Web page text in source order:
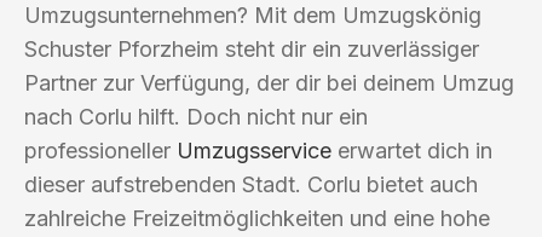
Umzugsunternehmen? Mit dem Umzugskönig
Schuster Pforzheim steht dir ein zuverlässiger
Partner zur Verfügung, der dir bei deinem Umzug
nach Corlu hilft. Doch nicht nur ein
professioneller Umzugsservice erwartet dich in
dieser aufstrebenden Stadt. Corlu bietet auch
zahlreiche Freizeitmöglichkeiten und eine hohe